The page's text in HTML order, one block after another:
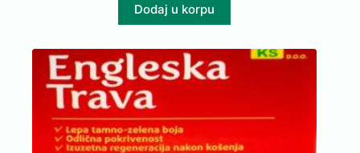
Dodaj u korpu